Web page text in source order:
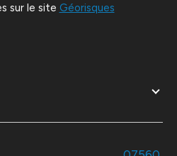
sur le site Géorisques
TRAD_ZEPHYR_Valeurs